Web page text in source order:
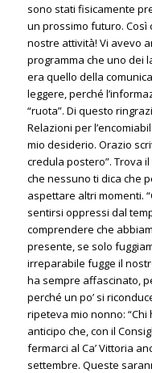
sono stati fisicamente
un prossimo futuro. Così
nostre attività! Vi avevo
programma che uno dei
era quello della
leggere, perché
“ruota”. Di questo
Relazioni per
mio desiderio. Orazio
credula postero”. Trova
che nessuno ti dica che
aspettare altri momenti.
sentirsi oppressi dal
comprendere che
presente, se solo
irreparabile fugge il
ha sempre affascinato,
perché un po’ si
ripeteva mio nonno: “Chi
anticipo che, con il
fermarci al Ca’ Vittoria
settembre. Queste